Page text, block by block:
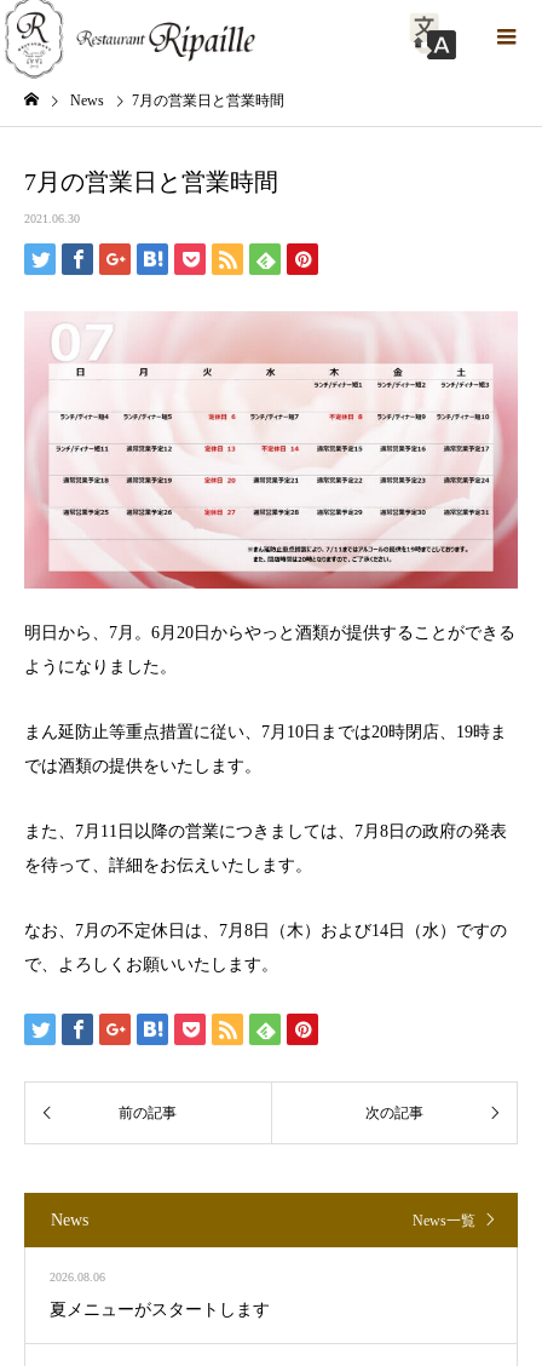
News 7月の営業日と営業時間
7月の営業日と営業時間
2021.06.30
明日から、7月。6月20日からやっと酒類が提供することができる
ようになりました。
まん延防止等重点措置に従い、7月10日までは20時閉店、19時ま
では酒類の提供をいたします。
また、7月11日以降の営業につきましては、7月8日の政府の発表
を待って、詳細をお伝えいたします。
なお、7月の不定休日は、7月8日（木）および14日（水）ですの
で、よろしくお願いいたします。
News News一覧
2026.08.06
夏メニューがスタートします